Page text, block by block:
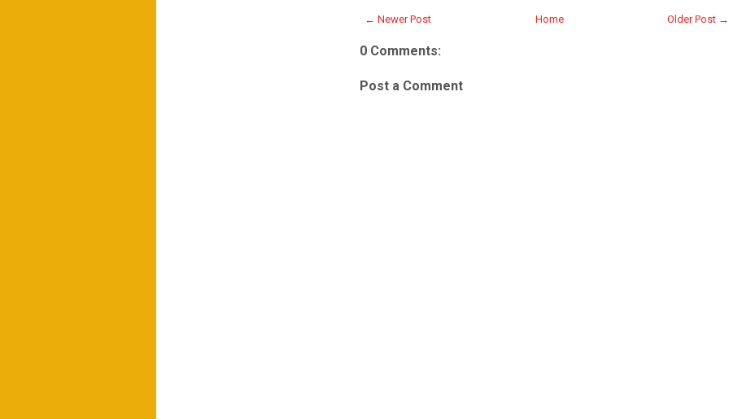
← Newer Post Older Post →
Home
0 Comments:
Post a Comment